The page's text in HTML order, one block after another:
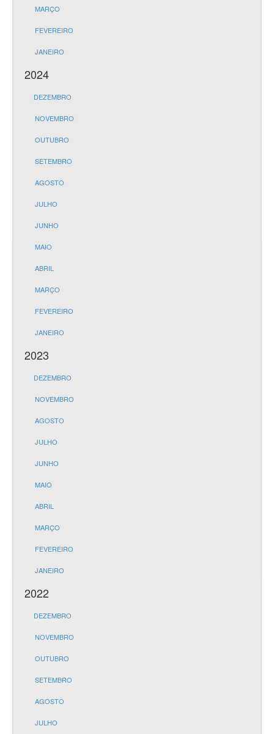
MARÇO
FEVEREIRO
JANEIRO
2024
DEZEMBRO
NOVEMBRO
OUTUBRO
SETEMBRO
AGOSTO
JULHO
JUNHO
MAIO
ABRIL
MARÇO
FEVEREIRO
JANEIRO
2023
DEZEMBRO
NOVEMBRO
AGOSTO
JULHO
JUNHO
MAIO
ABRIL
MARÇO
FEVEREIRO
JANEIRO
2022
DEZEMBRO
NOVEMBRO
OUTUBRO
SETEMBRO
AGOSTO
JULHO